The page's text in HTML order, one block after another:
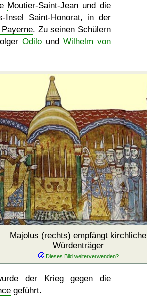
Moutier-Saint-Jean und die
Insel Saint-Honorat, in der
. Zu seinen Schülern
Odilo und Wilhelm von
Majolus (rechts) empfängt kirchliche
Würdenträger
der Krieg gegen die
geführt.